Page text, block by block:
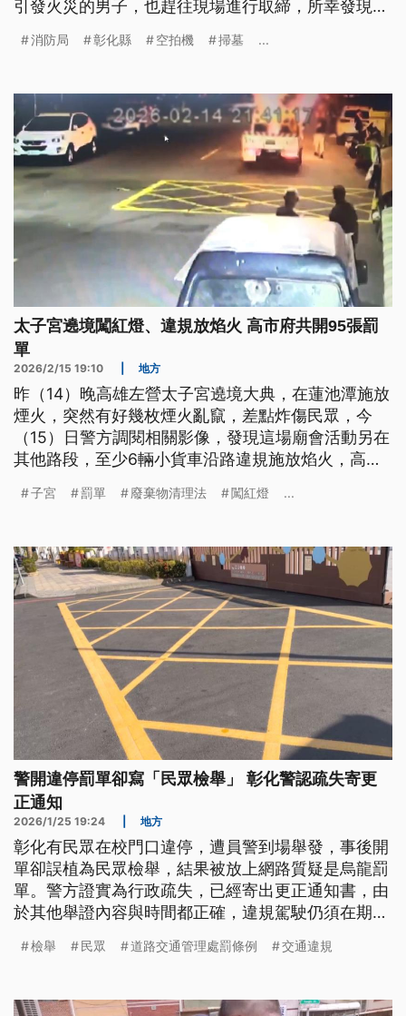
引發火災的男子，也趕往現場進行取締，所幸發現得
消防局 彰化縣 空拍機 掃墓 ...
太子宮遶境闖紅燈、違規放焰火 高市府共開95張罰
單
2026/2/15 19:10 地方
昨（14）晚高雄左營太子宮遶境大典，在蓮池潭施放
煙火，突然有好幾枚煙火亂竄，差點炸傷民眾，今
（15）日警方調閱相關影像，發現這場廟會活動另在
其他路段，至少6輛小貨車沿路違規施放焰火，高雄
子宮 罰單 廢棄物清理法 闖紅燈 ...
警開違停罰單卻寫「民眾檢舉」 彰化警認疏失寄更
正通知
2026/1/25 19:24 地方
彰化有民眾在校門口違停，遭員警到場舉發，事後開
單卻誤植為民眾檢舉，結果被放上網路質疑是烏龍罰
單。警方證實為行政疏失，已經寄出更正通知書，由
於其他舉證內容與時間都正確，違規駕駛仍須在期限
檢舉 民眾 道路交通管理處罰條例 交通違規